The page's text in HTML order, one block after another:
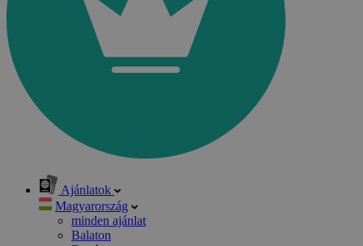
Ajánlatok
Magyarország
minden ajánlat
Balaton